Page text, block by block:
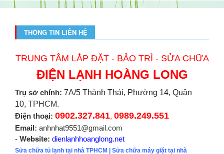
THÔNG TIN LIÊN HỆ
TRUNG TÂM LẮP ĐẶT - BẢO TRÌ - SỬA CHỮA
ĐIỆN LẠNH HOÀNG LONG
Trụ sở chính: 7A/5 Thành Thái, Phường 14, Quận
10, TPHCM.
Điện thoại: 0902.327.841, 0989.249.551
Email: anhnhat9551@gmail.com
- Website: dienlanhhoanglong.net
Sửa chữa tủ lạnh tại nhà TPHCM | Sửa chữa máy giặt tại nhà